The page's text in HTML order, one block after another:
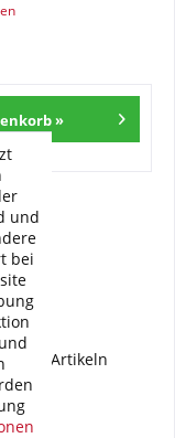
»
Artikeln
und
bei